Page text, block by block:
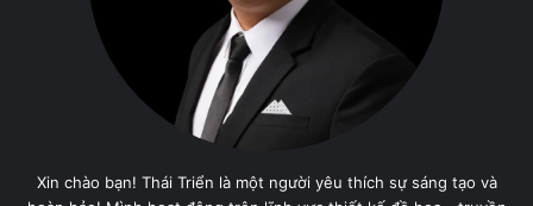
Xin chào bạn! Thái Triển là một người yêu thích sự sáng tạo và